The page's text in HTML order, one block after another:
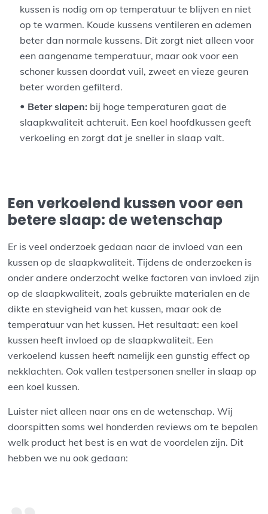
kussen is nodig om op temperatuur te blijven en niet
op te warmen. Koude kussens ventileren en ademen
beter dan normale kussens. Dit zorgt niet alleen voor
een aangename temperatuur, maar ook voor een
schoner kussen doordat vuil, zweet en vieze geuren
beter worden gefilterd.
Beter slapen: bij hoge temperaturen gaat de
slaapkwaliteit achteruit. Een koel hoofdkussen geeft
verkoeling en zorgt dat je sneller in slaap valt.
Een verkoelend kussen voor een
betere slaap: de wetenschap
Er is veel onderzoek gedaan naar de invloed van een
kussen op de slaapkwaliteit. Tijdens de onderzoeken is
onder andere onderzocht welke factoren van invloed zijn
op de slaapkwaliteit, zoals gebruikte materialen en de
dikte en stevigheid van het kussen, maar ook de
temperatuur van het kussen. Het resultaat: een koel
kussen heeft invloed op de slaapkwaliteit. Een
verkoelend kussen heeft namelijk een gunstig effect op
nekklachten. Ook vallen testpersonen sneller in slaap op
een koel kussen.
Luister niet alleen naar ons en de wetenschap. Wij
doorspitten soms wel honderden reviews om te bepalen
welk product het best is en wat de voordelen zijn. Dit
hebben we nu ook gedaan: